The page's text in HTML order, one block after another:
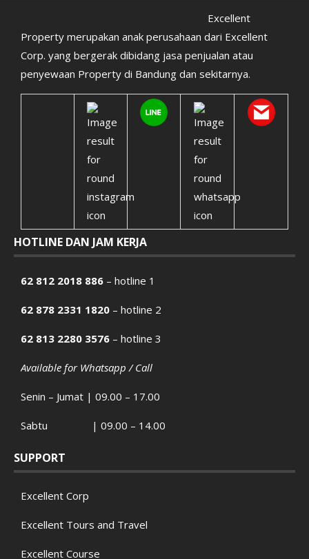
Excellent
Property merupakan anak perusahaan dari Excellent
Corp. yang bergerak dibidang jasa penjualan atau
penyewaan Property di Bandung dan sekitarnya.
HOTLINE DAN JAM KERJA
62 812 2018 886 – hotline 1
62 878 2331 1820 – hotline 2
62 813 2280 3576 – hotline 3
Available for Whatsapp / Call
Senin – Jumat | 09.00 – 17.00
Sabtu | 09.00 – 14.00
SUPPORT
Excellent Corp
Excellent Tours and Travel
Excellent Course